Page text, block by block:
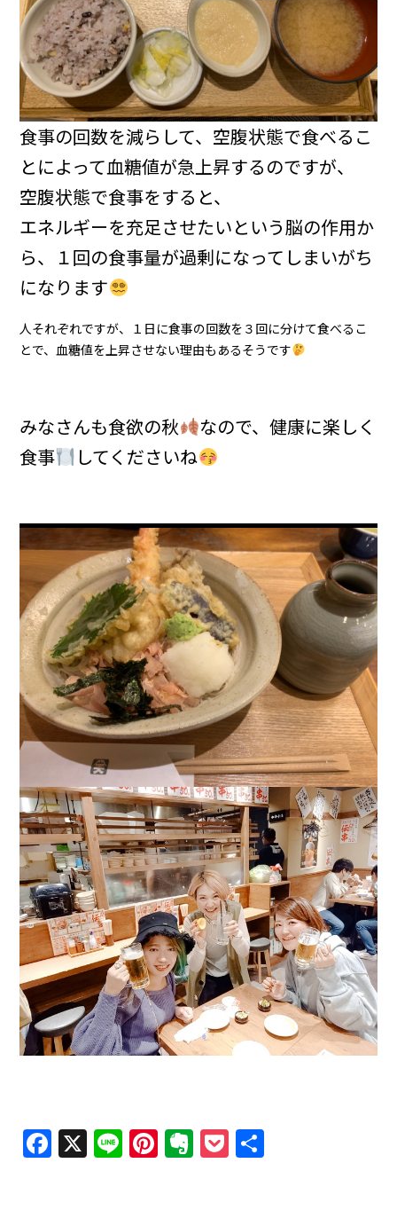
食事の回数を減らして、空腹状態で食べるこ
とによって血糖値が急上昇するのですが、
空腹状態で食事をすると、
エネルギーを充足させたいという脳の作用か
ら、１回の食事量が過剰になってしまいがち
になります
人それぞれですが、１日に食事の回数を３回に分けて食べるこ
とで、血糖値を上昇させない理由もあるそうです
みなさんも食欲の秋
なので、健康に楽しく
食事
してくださいね
Facebook
X LinePinterest
Evernote
Pocket